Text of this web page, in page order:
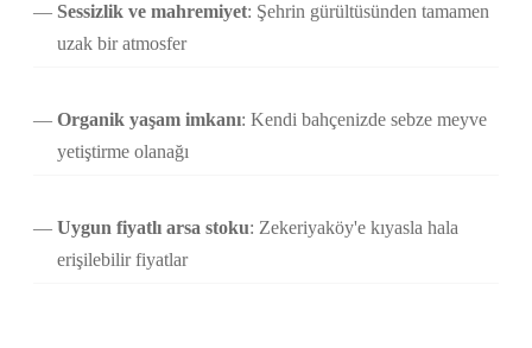
Sessizlik ve mahremiyet: Şehrin gürültüsünden tamamen
uzak bir atmosfer
Organik yaşam imkanı: Kendi bahçenizde sebze meyve
yetiştirme olanağı
Uygun fiyatlı arsa stoku: Zekeriyaköy'e kıyasla hala
erişilebilir fiyatlar